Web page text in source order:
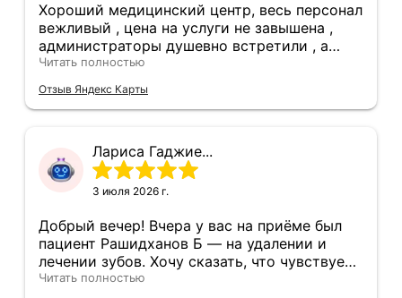
Хороший медицинский центр, весь персонал
вежливый , цена на услуги не завышена ,
администраторы душевно встретили , а
врачь ответила на все вопросы , провела
лечение и дала рекомендации
Читать полностью
Отзыв Яндекс Карты
Лариса Гаджие...
3 июля 2026 г.
Добрый вечер! Вчера у вас на приёме был
пациент Рашидханов Б — на удалении и
лечении зубов. Хочу сказать, что чувствует
он себя хорошо. Мы принимаем все
Читать полностью